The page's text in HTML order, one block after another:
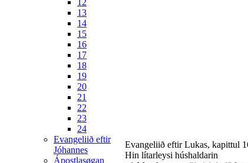
12
13
14
15
16
17
18
19
20
21
22
23
24
Evangeliið eftir
Jóhannes
Ápostlasøgan
Evangeliið eftir Lukas, kapittul
Hin lítarleysi húshaldarin